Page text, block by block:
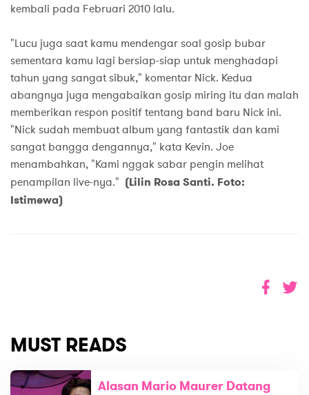
kembali pada Februari 2010 lalu.
"Lucu juga saat kamu mendengar soal gosip bubar
sementara kamu lagi bersiap-siap untuk menghadapi
tahun yang sangat sibuk," komentar Nick. Kedua
abangnya juga mengabaikan gosip miring itu dan malah
memberikan respon positif tentang band baru Nick ini.
"Nick sudah membuat album yang fantastik dan kami
sangat bangga dengannya," kata Kevin. Joe
menambahkan, "Kami nggak sabar pengin melihat
penampilan live-nya." (Lilin Rosa Santi. Foto:
Istimewa)
MUST READS
Alasan Mario Maurer Datang